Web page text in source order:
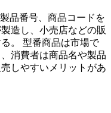
品番号、商品コードを
造し、小売店などの販
。 型番商品は市場で
消費者は商品名や製品
しやすいメリットがあ